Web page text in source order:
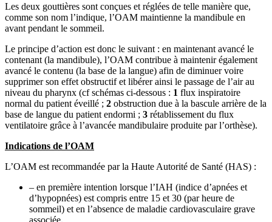
Les deux gouttières sont conçues et réglées de telle manière que,
comme son nom l’indique, l’OAM maintienne la mandibule en
avant pendant le sommeil.
Le principe d’action est donc le suivant : en maintenant avancé le
contenant (la mandibule), l’OAM contribue à maintenir également
avancé le contenu (la base de la langue) afin de diminuer voire
supprimer son effet obstructif et libérer ainsi le passage de l’air au
niveau du pharynx (cf schémas ci-dessous : 1 flux inspiratoire
normal du patient éveillé ; 2 obstruction due à la bascule arrière de la
base de langue du patient endormi ; 3 rétablissement du flux
ventilatoire grâce à l’avancée mandibulaire produite par l’orthèse).
Indications de l’OAM
L’OAM est recommandée par la Haute Autorité de Santé (HAS) :
– en première intention lorsque l’IAH (indice d’apnées et
d’hypopnées) est compris entre 15 et 30 (par heure de
sommeil) et en l’absence de maladie cardiovasculaire grave
associée.